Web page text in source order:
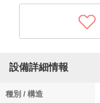
設備詳細情報
種別 / 構造